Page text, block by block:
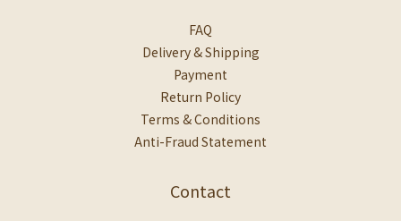
FAQ
Delivery & Shipping
Payment
Return Policy
Terms & Conditions
Anti-Fraud Statement
Contact